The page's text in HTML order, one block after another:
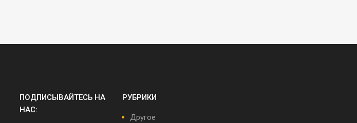
ПОДПИСЫВАЙТЕСЬ НА
НАС:
РУБРИКИ
Другое